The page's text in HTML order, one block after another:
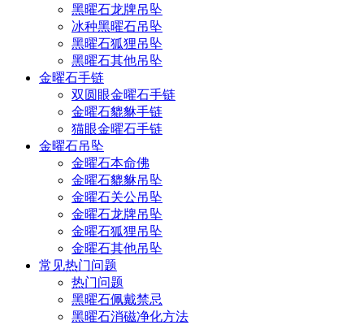
黑曜石龙牌吊坠
冰种黑曜石吊坠
黑曜石狐狸吊坠
黑曜石其他吊坠
金曜石手链
双圆眼金曜石手链
金曜石貔貅手链
猫眼金曜石手链
金曜石吊坠
金曜石本命佛
金曜石貔貅吊坠
金曜石关公吊坠
金曜石龙牌吊坠
金曜石狐狸吊坠
金曜石其他吊坠
常见热门问题
热门问题
黑曜石佩戴禁忌
黑曜石消磁净化方法